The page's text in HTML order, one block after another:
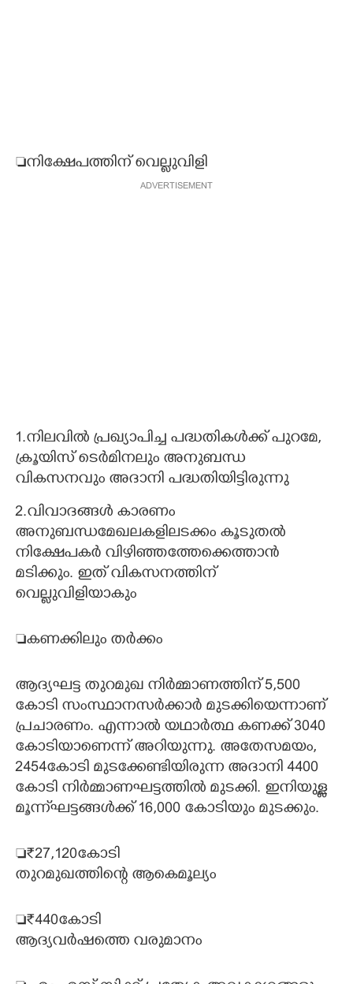
നിക്ഷേപത്തിന് വെല്ലുവിളി
ADVERTISEMENT
1.നിലവിൽ പ്രഖ്യാപിച്ച പദ്ധതികൾക്ക് പുറമേ,
ക്രൂയിസ് ടെർമിനലും അനുബന്ധ
വികസനവും അദാനി പദ്ധതിയിട്ടിരുന്നു
2.വിവാദങ്ങൾ കാരണം
അനുബന്ധമേഖലകളിലടക്കം കൂടുതൽ
നിക്ഷേപകർ വിഴിഞ്ഞത്തേക്കെത്താൻ
മടിക്കും. ഇത് വികസനത്തിന്
വെല്ലുവിളിയാകും
കണക്കിലും തർക്കം
ആദ്യഘട്ട തുറമുഖ നിർമ്മാണത്തിന് 5,​500
കോടി സംസ്ഥാനസർക്കാർ മുടക്കിയെന്നാണ്
പ്രചാരണം. എന്നാൽ യഥാർത്ഥ കണക്ക് 3040
കോടിയാണെന്ന് അറിയുന്നു. അതേസമയം,
2454കോടി മുടക്കേണ്ടിയിരുന്ന അദാനി 4400
കോടി നിർമ്മാണഘട്ടത്തിൽ മുടക്കി. ഇനിയുള്ള
മൂന്ന്ഘട്ടങ്ങൾക്ക് 16,000 കോടിയും മുടക്കും.
₹27,120കോടി
തുറമുഖത്തിന്റെ ആകെമൂല്യം
₹440കോടി
ആദ്യവർഷത്തെ വരുമാനം